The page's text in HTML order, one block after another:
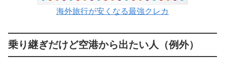
海外旅行が安くなる最強クレカ
乗り継ぎだけど空港から出たい人（例外）